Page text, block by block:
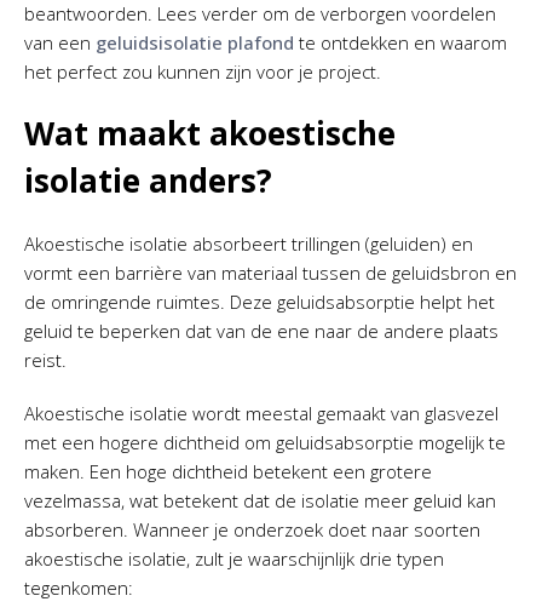
beantwoorden. Lees verder om de verborgen voordelen
van een geluidsisolatie plafond te ontdekken en waarom
het perfect zou kunnen zijn voor je project.
Wat maakt akoestische
isolatie anders?
Akoestische isolatie absorbeert trillingen (geluiden) en
vormt een barrière van materiaal tussen de geluidsbron en
de omringende ruimtes. Deze geluidsabsorptie helpt het
geluid te beperken dat van de ene naar de andere plaats
reist.
Akoestische isolatie wordt meestal gemaakt van glasvezel
met een hogere dichtheid om geluidsabsorptie mogelijk te
maken. Een hoge dichtheid betekent een grotere
vezelmassa, wat betekent dat de isolatie meer geluid kan
absorberen. Wanneer je onderzoek doet naar soorten
akoestische isolatie, zult je waarschijnlijk drie typen
tegenkomen: